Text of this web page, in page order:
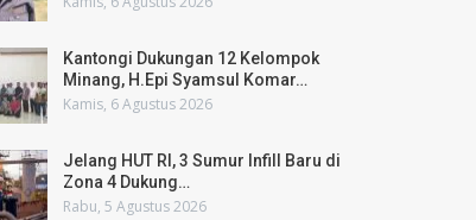
Kantongi Dukungan 12 Kelompok
Minang, H.Epi Syamsul Komar…
Kamis, 6 Agustus 2026
Jelang HUT RI, 3 Sumur Infill Baru di
Zona 4 Dukung…
Rabu, 5 Agustus 2026